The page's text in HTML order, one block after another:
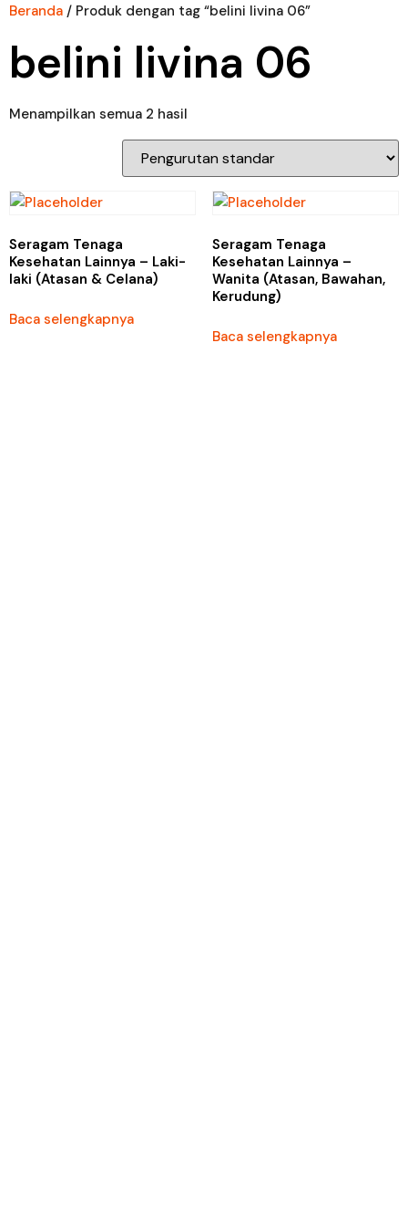
Beranda / Produk dengan tag “belini livina 06”
belini livina 06
Menampilkan semua 2 hasil
Seragam Tenaga
Kesehatan Lainnya – Laki-
laki (Atasan & Celana)
Baca selengkapnya
Seragam Tenaga
Kesehatan Lainnya –
Wanita (Atasan, Bawahan,
Kerudung)
Baca selengkapnya